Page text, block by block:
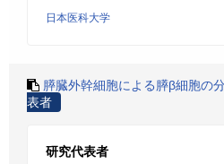
日本医科大学
膵臓外幹細胞による膵β細胞の
表者
研究代表者